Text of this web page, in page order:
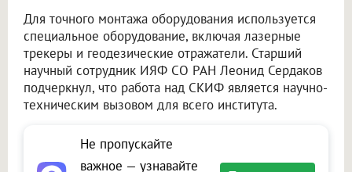
Для точного монтажа оборудования используется
специальное оборудование, включая лазерные
трекеры и геодезические отражатели. Старший
научный сотрудник ИЯФ СО РАН Леонид Сердаков
подчеркнул, что работа над СКИФ является научно-
техническим вызовом для всего института.
Не пропускайте
важное — узнавайте